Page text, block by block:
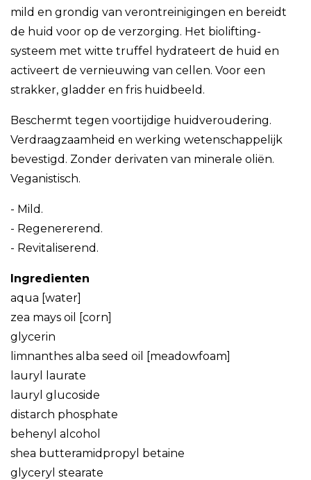
mild en grondig van verontreinigingen en bereidt
de huid voor op de verzorging. Het biolifting-
systeem met witte truffel hydrateert de huid en
activeert de vernieuwing van cellen. Voor een
strakker, gladder en fris huidbeeld.
Beschermt tegen voortijdige huidveroudering.
Verdraagzaamheid en werking wetenschappelijk
bevestigd. Zonder derivaten van minerale oliën.
Veganistisch.
- Mild.
- Regenererend.
- Revitaliserend.
Ingredienten
aqua [water]
zea mays oil [corn]
glycerin
limnanthes alba seed oil [meadowfoam]
lauryl laurate
lauryl glucoside
distarch phosphate
behenyl alcohol
shea butteramidpropyl betaine
glyceryl stearate